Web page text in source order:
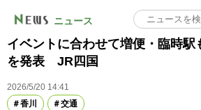
ニュース
イベントに合わせて増便・臨時
を発表 JR四国
2026/5/20 14:41
香川
交通